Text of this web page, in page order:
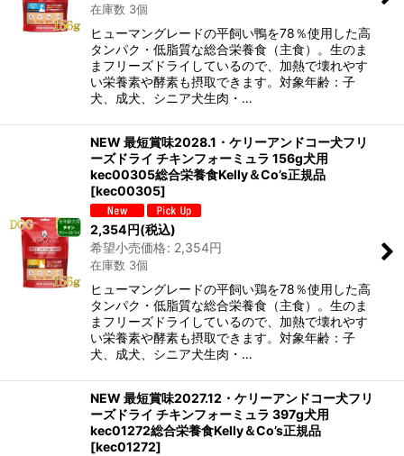
在庫数 3個
ヒューマングレードの平飼い鴨を78％使用した高
タンパク・低脂質な総合栄養食（主食）。生のま
まフリーズドライしているので、加熱で壊れやす
い栄養素や酵素も摂取できます。対象年齢：子
犬、成犬、シニア犬生肉・…
NEW 最短賞味2028.1・ケリーアンドコー犬フリ
ーズドライ チキンフォーミュラ 156g犬用
kec00305総合栄養食Kelly＆Co’s正規品
[kec00305]
2,354円(税込)
希望小売価格: 2,354円
在庫数 3個
ヒューマングレードの平飼い鶏を78％使用した高
タンパク・低脂質な総合栄養食（主食）。生のま
まフリーズドライしているので、加熱で壊れやす
い栄養素や酵素も摂取できます。対象年齢：子
犬、成犬、シニア犬生肉・…
NEW 最短賞味2027.12・ケリーアンドコー犬フリ
ーズドライ チキンフォーミュラ 397g犬用
kec01272総合栄養食Kelly＆Co’s正規品
[kec01272]